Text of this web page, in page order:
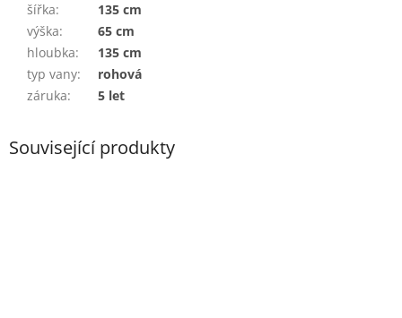
šířka:
135 cm
výška:
65 cm
hloubka:
135 cm
typ vany:
rohová
záruka: 5 let
Související produkty